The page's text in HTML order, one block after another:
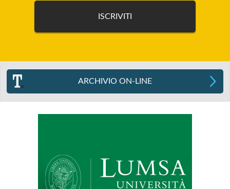
ARCHIVIO ON-LINE